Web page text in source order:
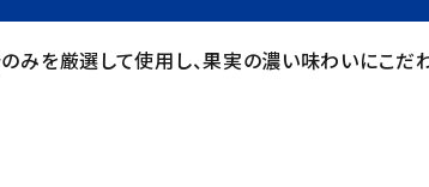
みを厳選して使用し、果実の濃い味わいにこだわ